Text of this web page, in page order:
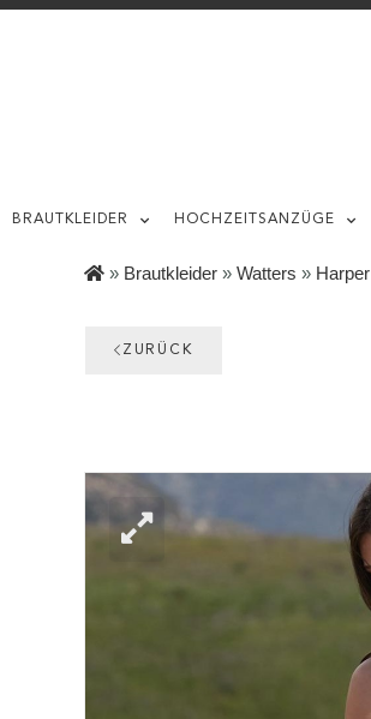
BRAUTKLEIDER HOCHZEITSANZÜGE
» Brautkleider » Watters » Harper
ZURÜCK